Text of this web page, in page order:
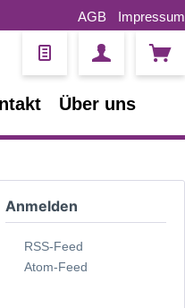
AGB Impressum
Über uns
Anmelden
RSS-Feed
Atom-Feed